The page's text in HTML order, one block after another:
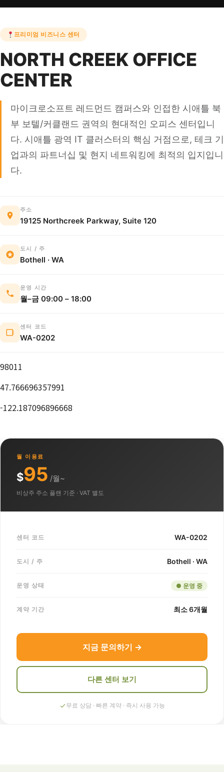
프리미엄 비즈니스 센터
NORTH CREEK OFFICE
CENTER
마이크로소프트 레드먼드 캠퍼스와 인접한 시애틀 북
부 보텔/커클랜드 권역의 현대적인 오피스 센터입니
다. 시애틀 광역 IT 클러스터의 핵심 거점으로, 테크 기
업과의 파트너십 및 현지 네트워킹에 최적의 입지입니
다.
주소
19125 Northcreek Parkway, Suite 120
도시 / 주
Bothell · WA
운영 시간
월–금 09:00 – 18:00
센터 코드
WA-0202
98011
47.766696357991
-122.187096896668
월 이용료
$95 /월~
비상주 주소 플랜 기준 · VAT 별도
센터 코드 WA-0202
도시 / 주 Bothell · WA
운영 상태 ● 운영 중
계약 기간 최소 6개월
지금 문의하기 →
다른 센터 보기
무료 상담 · 빠른 계약 · 즉시 사용 가능